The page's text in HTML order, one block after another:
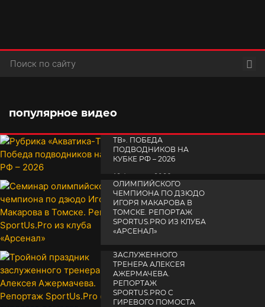
популярное видео
TВ». ПОБЕДА
ПОДВОДНИКОВ НА
КУБКЕ РФ – 2026
19 февраля 2026
СЕМИНАР
ОЛИМПИЙСКОГО
ЧЕМПИОНА ПО ДЗЮДО
ИГОРЯ МАКАРОВА В
ТОМСКЕ. РЕПОРТАЖ
SPORTUS.PRO ИЗ КЛУБА
«АРСЕНАЛ»
ЗАСЛУЖЕННОГО
ТРЕНЕРА АЛЕКСЕЯ
АЖЕРМАЧЕВА.
РЕПОРТАЖ
SPORTUS.PRO С
ГИРЕВОГО ПОМОСТА